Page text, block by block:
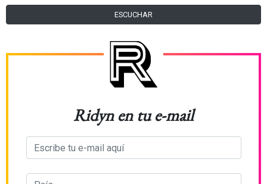
ESCUCHAR
Ridyn en tu e-mail